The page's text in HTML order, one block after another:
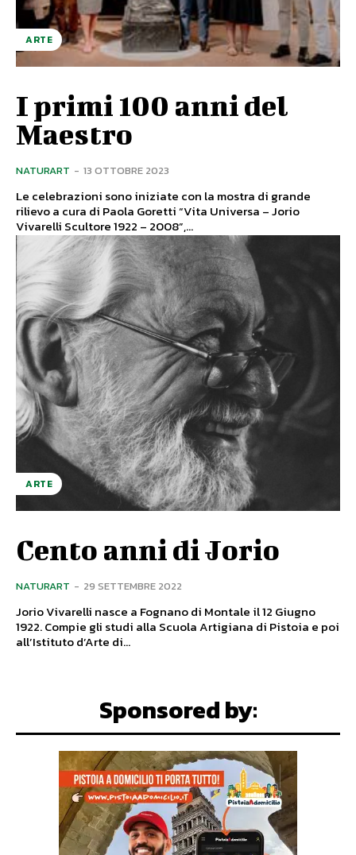
ARTE
I primi 100 anni del
Maestro
NATURART - 13 OTTOBRE 2023
Le celebrazioni sono iniziate con la mostra di grande
rilievo a cura di Paola Goretti “Vita Universa – Jorio
Vivarelli Scultore 1922 – 2008”,...
ARTE
Cento anni di Jorio
NATURART - 29 SETTEMBRE 2022
Jorio Vivarelli nasce a Fognano di Montale il 12 Giugno
1922. Compie gli studi alla Scuola Artigiana di Pistoia e poi
all’Istituto d’Arte di...
Sponsored by: